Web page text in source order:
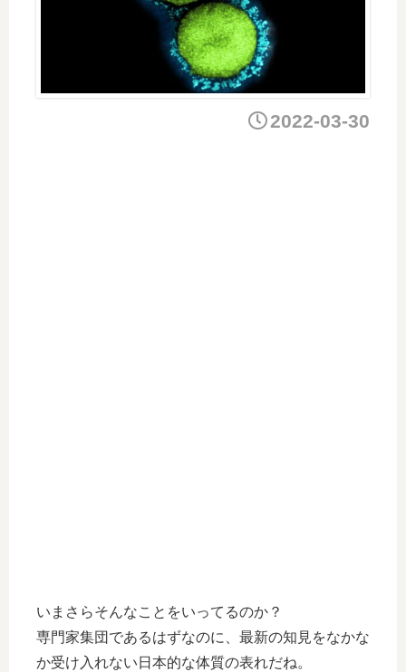
2022-03-30
いまさらそんなことをいってるのか？
専門家集団であるはずなのに、最新の知見をなかな
か受け入れない日本的な体質の表れだね。